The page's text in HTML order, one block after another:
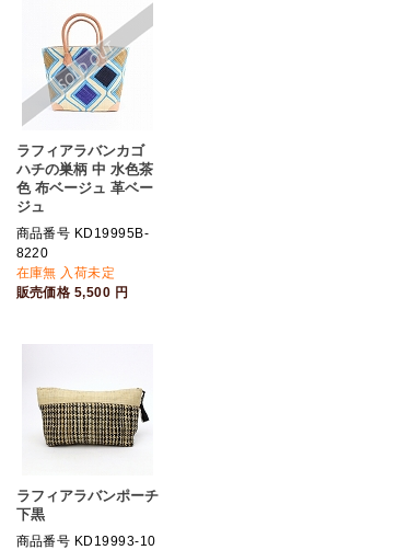
ラフィアラバンカゴ
ハチの巣柄 中 水色茶
色 布ベージュ 革ベー
ジュ
商品番号 KD19995B-
8220
在庫無 入荷未定
販売価格 5,500 円
ラフィアラバンポーチ
下黒
商品番号 KD19993-10